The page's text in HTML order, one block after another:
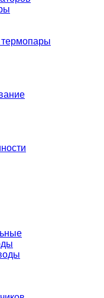
термопары